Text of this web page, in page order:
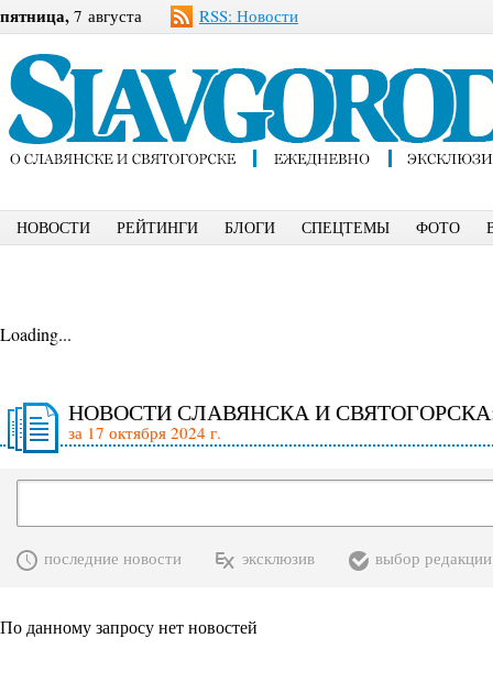
пятница, 7 августа RSS: Новости
НОВОСТИ РЕЙТИНГИ БЛОГИ СПЕЦТЕМЫ ФОТО
Loading...
НОВОСТИ СЛАВЯНСКА И
за 17 октября 2024 г.
последние новости эксклюзив выбор редакции
По данному запросу нет новостей